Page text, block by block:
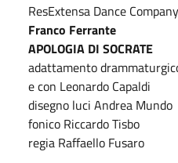
ResExtensa Dance
Franco Ferrante
APOLOGIA DI SOCRATE
adattamento
e con Leonardo Capaldi
disegno luci Andrea Mundo
fonico Riccardo Tisbo
regia Raffaello Fusaro